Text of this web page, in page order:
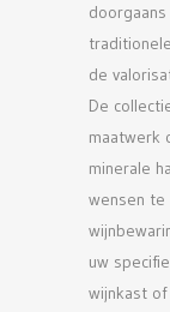
de
De
maatwerk
minerale
wensen te
uw
wijnkast